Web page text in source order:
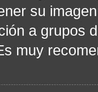
su
a grupos
muy